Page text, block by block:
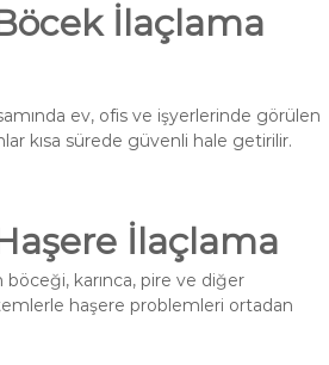
İlaçlama
ev, ofis ve işyerlerinde görülen
kısa sürede güvenli hale getirilir.
İlaçlama
karınca, pire ve diğer
haşere problemleri ortadan